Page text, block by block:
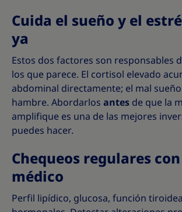
Cuida el sueño y el
ya
Estos dos factores son responsables
los que parece. El cortisol elevado
abdominal directamente; el mal
hambre. Abordarlos antes de que la
amplifique es una de las mejores
puedes hacer.
Chequeos regulares
médico
Perfil lipídico, glucosa, función